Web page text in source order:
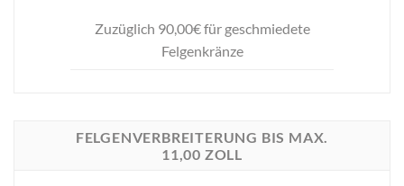
Zuzüglich 90,00€ für geschmiedete
Felgenkränze
FELGENVERBREITERUNG BIS MAX.
11,00 ZOLL